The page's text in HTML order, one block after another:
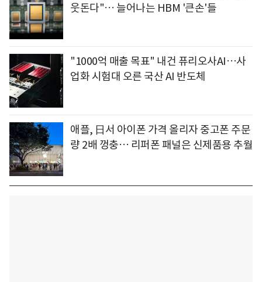
웃돈다"… 늘어나는 HBM '큰손'들
"1000억 매출 목표" 내건 퓨리오사AI…사
업화 시험대 오른 국산 AI 반도체
애플, 日서 아이폰 가격 올리자 중고폰 주문
량 2배 껑충… 리퍼폰 패널은 신제품용 추월